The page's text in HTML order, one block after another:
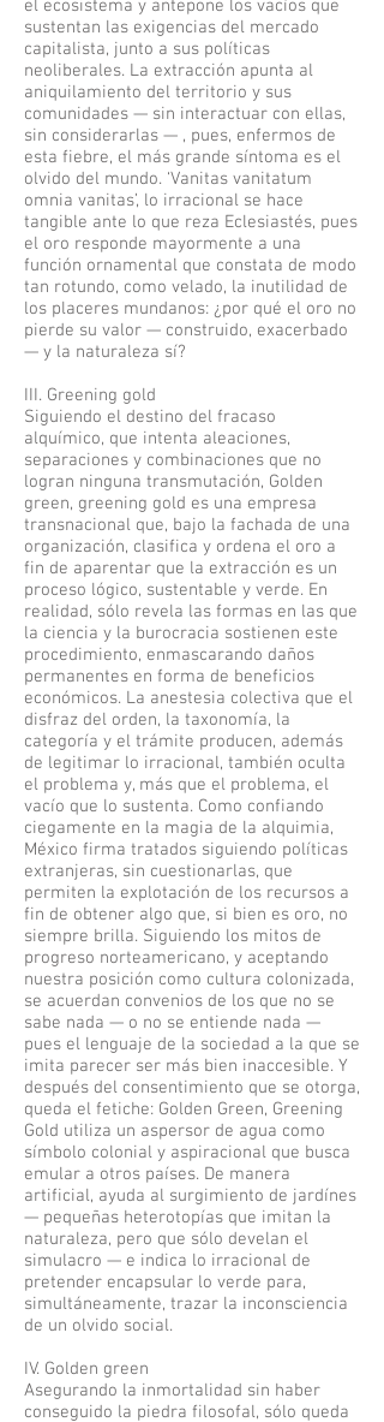
el ecosistema y antepone los vacíos que
sustentan las exigencias del mercado
capitalista, junto a sus políticas
neoliberales. La extracción apunta al
aniquilamiento del territorio y sus
comunidades — sin interactuar con ellas,
sin considerarlas — , pues, enfermos de
esta fiebre, el más grande síntoma es el
olvido del mundo. ‘Vanitas vanitatum
omnia vanitas’, lo irracional se hace
tangible ante lo que reza Eclesiastés, pues
el oro responde mayormente a una
función ornamental que constata de modo
tan rotundo, como velado, la inutilidad de
los placeres mundanos: ¿por qué el oro no
pierde su valor — construido, exacerbado
— y la naturaleza sí?
III. Greening gold
Siguiendo el destino del fracaso
alquímico, que intenta aleaciones,
separaciones y combinaciones que no
logran ninguna transmutación, Golden
green, greening gold es una empresa
transnacional que, bajo la fachada de una
organización, clasifica y ordena el oro a
fin de aparentar que la extracción es un
proceso lógico, sustentable y verde. En
realidad, sólo revela las formas en las que
la ciencia y la burocracia sostienen este
procedimiento, enmascarando daños
permanentes en forma de beneficios
económicos. La anestesia colectiva que el
disfraz del orden, la taxonomía, la
categoría y el trámite producen, además
de legitimar lo irracional, también oculta
el problema y, más que el problema, el
vacío que lo sustenta. Como confiando
ciegamente en la magia de la alquimia,
México firma tratados siguiendo políticas
extranjeras, sin cuestionarlas, que
permiten la explotación de los recursos a
fin de obtener algo que, si bien es oro, no
siempre brilla. Siguiendo los mitos de
progreso norteamericano, y aceptando
nuestra posición como cultura colonizada,
se acuerdan convenios de los que no se
sabe nada — o no se entiende nada —
pues el lenguaje de la sociedad a la que se
imita parecer ser más bien inaccesible. Y
después del consentimiento que se otorga,
queda el fetiche: Golden Green, Greening
Gold utiliza un aspersor de agua como
símbolo colonial y aspiracional que busca
emular a otros países. De manera
artificial, ayuda al surgimiento de jardínes
— pequeñas heterotopías que imitan la
naturaleza, pero que sólo develan el
simulacro — e indica lo irracional de
pretender encapsular lo verde para,
simultáneamente, trazar la inconsciencia
de un olvido social.
IV. Golden green
Asegurando la inmortalidad sin haber
conseguido la piedra filosofal, sólo queda